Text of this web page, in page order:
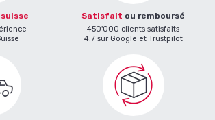
suisse Satisfait ou remboursé
450'000 clients satisfaits
4.7 sur Google et Trustpilot